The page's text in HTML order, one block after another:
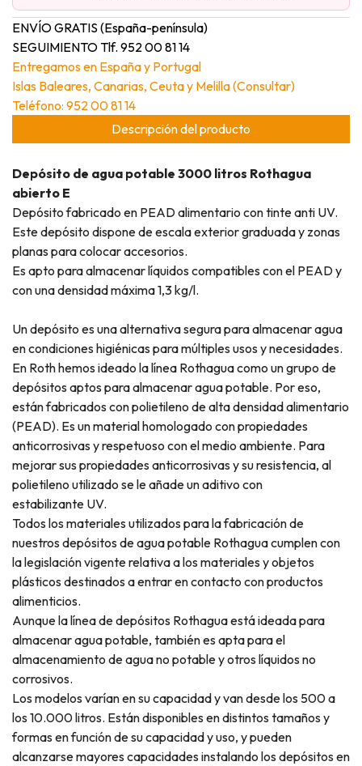
ENVÍO GRATIS (España-península)
SEGUIMIENTO Tlf. 952 00 81 14
Entregamos en España y Portugal
Islas Baleares, Canarias, Ceuta y Melilla (Consultar)
Teléfono: 952 00 81 14
Descripción del producto
Depósito de agua potable 3000 litros Rothagua
abierto E
Depósito fabricado en PEAD alimentario con tinte anti UV.
Este depósito dispone de escala exterior graduada y zonas
planas para colocar accesorios.
Es apto para almacenar líquidos compatibles con el PEAD y
con una densidad máxima 1,3 kg/l.
Un depósito es una alternativa segura para almacenar agua
en condiciones higiénicas para múltiples usos y necesidades.
En Roth hemos ideado la línea Rothagua como un grupo de
depósitos aptos para almacenar agua potable. Por eso,
están fabricados con polietileno de alta densidad alimentario
(PEAD). Es un material homologado con propiedades
anticorrosivas y respetuoso con el medio ambiente. Para
mejorar sus propiedades anticorrosivas y su resistencia, al
polietileno utilizado se le añade un aditivo con
estabilizante UV.
Todos los materiales utilizados para la fabricación de
nuestros depósitos de agua potable Rothagua cumplen con
la legislación vigente relativa a los materiales y objetos
plásticos destinados a entrar en contacto con productos
alimenticios.
Aunque la línea de depósitos Rothagua está ideada para
almacenar agua potable, también es apta para el
almacenamiento de agua no potable y otros líquidos no
corrosivos.
Los modelos varían en su capacidad y van desde los 500 a
los 10.000 litros. Están disponibles en distintos tamaños y
formas en función de su capacidad y uso, y pueden
alcanzarse mayores capacidades instalando los depósitos en